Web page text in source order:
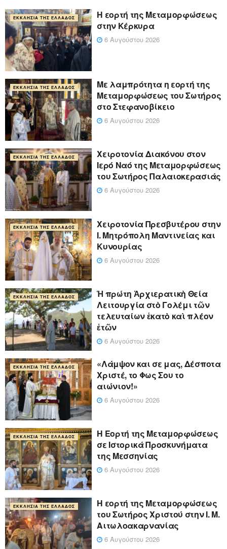
ΕΚΚΛΗΣΊΑ ΤΗΣ ΕΛΛΆΔΟΣ
Η εορτή της Μεταμορφώσεως
στην Κέρκυρα
6 Αυγούστου 2026
ΕΚΚΛΗΣΊΑ ΤΗΣ ΕΛΛΆΔΟΣ
Με λαμπρότητα η εορτή της
Μεταμορφώσεως του Σωτήρος
στο Στεφανοβίκειο
6 Αυγούστου 2026
ΕΚΚΛΗΣΊΑ ΤΗΣ ΕΛΛΆΔΟΣ
Χειροτονία Διακόνου στον
Ιερό Ναό της Μεταμορφώσεως
του Σωτήρος Παλαιοκερασιάς
6 Αυγούστου 2026
ΕΚΚΛΗΣΊΑ ΤΗΣ ΕΛΛΆΔΟΣ
Xειροτονία Πρεσβυτέρου στην
Ι. Μητρόπολη Μαντινείας και
Κυνουρίας
6 Αυγούστου 2026
ΕΚΚΛΗΣΊΑ ΤΗΣ ΕΛΛΆΔΟΣ
Ἡ πρώτη Ἀρχιερατικὴ Θεία
Λειτουργία στὸ Γολέμι τῶν
τελευταίων ἑκατὸ καὶ πλέον
ἐτῶν
6 Αυγούστου 2026
ΕΚΚΛΗΣΊΑ ΤΗΣ ΕΛΛΆΔΟΣ
«Λάμψον και σε μας, Δέσποτα
Χριστέ, το Φως Σου το
αιώνιον!»
6 Αυγούστου 2026
ΕΚΚΛΗΣΊΑ ΤΗΣ ΕΛΛΆΔΟΣ
Η Εορτή της Μεταμορφώσεως
σε Ιστορικά Προσκυνήματα
της Μεσσηνίας
6 Αυγούστου 2026
ΕΚΚΛΗΣΊΑ ΤΗΣ ΕΛΛΆΔΟΣ
Η εορτή της Μεταμορφώσεως
του Σωτήρος Χριστού στην Ι. Μ.
Αιτωλοακαρνανίας
6 Αυγούστου 2026